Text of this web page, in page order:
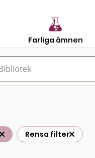
Farliga ämnen
Rensa filter